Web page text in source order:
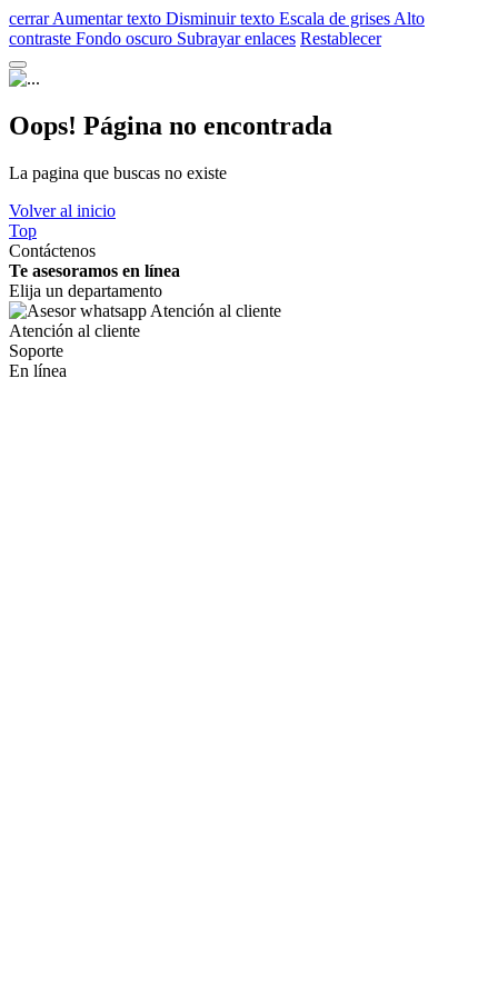
cerrar Aumentar texto Disminuir texto Escala de grises Alto
contraste Fondo oscuro Subrayar enlaces Restablecer
Oops! Página no encontrada
La pagina que buscas no existe
Volver al inicio
Top
Contáctenos
Te asesoramos en línea
Elija un departamento
Atención al cliente
Soporte
En línea